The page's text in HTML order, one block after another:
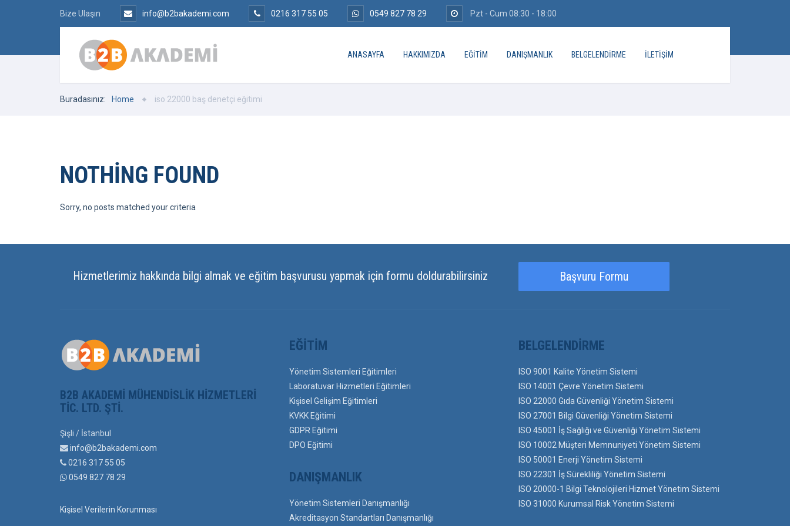
Bize Ulaşın info@b2bakademi.com 0216 317 55 05 0549 827 78 29 Pzt - Cum 08:30 - 18:00
ANASAYFA HAKKIMIZDA EĞITIM DANIŞMANLIK BELGELENDIRME İLETIŞIM
Buradasınız: Home iso 22000 baş denetçi eğitimi
NOTHING FOUND
Sorry, no posts matched your criteria
Hizmetlerimiz hakkında bilgi almak ve eğitim başvurusu yapmak için formu doldurabilirsiniz Başvuru Formu
B2B AKADEMI MÜHENDISLIK HIZMETLERI
TIC. LTD. ŞTI.
Şişli / İstanbul
info@b2bakademi.com
0216 317 55 05
0549 827 78 29
Kişisel Verilerin Korunması
EĞITIM
Yönetim Sistemleri Eğitimleri
Laboratuvar Hizmetleri Eğitimleri
Kişisel Gelişim Eğitimleri
KVKK Eğitimi
GDPR Eğitimi
DPO Eğitimi
DANIŞMANLIK
Yönetim Sistemleri Danışmanlığı
Akreditasyon Standartları Danışmanlığı
BELGELENDIRME
ISO 9001 Kalite Yönetim Sistemi
ISO 14001 Çevre Yönetim Sistemi
ISO 22000 Gıda Güvenliği Yönetim Sistemi
ISO 27001 Bilgi Güvenliği Yönetim Sistemi
ISO 45001 İş Sağlığı ve Güvenliği Yönetim Sistemi
ISO 10002 Müşteri Memnuniyeti Yönetim Sistemi
ISO 50001 Enerji Yönetim Sistemi
ISO 22301 İş Sürekliliği Yönetim Sistemi
ISO 20000-1 Bilgi Teknolojileri Hizmet Yönetim Sistemi
ISO 31000 Kurumsal Risk Yönetim Sistemi